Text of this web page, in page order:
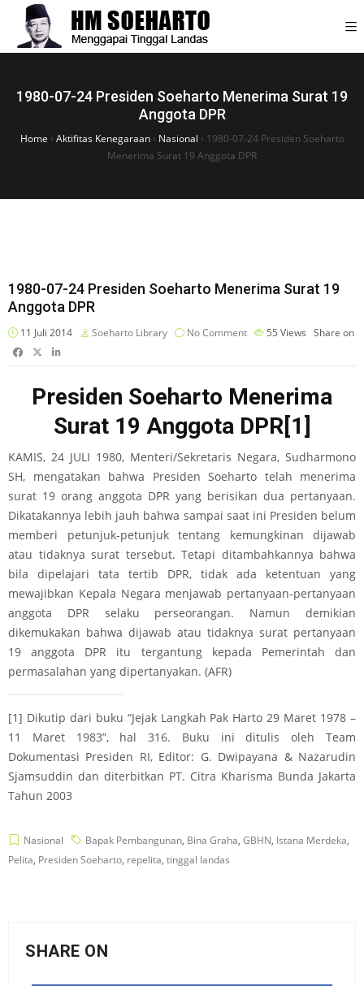
1980-07-24 Presiden Soeharto Menerima Surat 19
Anggota DPR
Home › Aktifitas Kenegaraan› Nasional › 1980-07-24 Presiden Soeharto
Menerima Surat 19 Anggota DPR
1980-07-24 Presiden Soeharto Menerima Surat 19
Anggota DPR
11 Juli 2014 Soeharto Library No Comment 55 Views Share on
Presiden Soeharto Menerima
Surat 19 Anggota DPR[1]
KAMIS, 24 JULI 1980, Menteri/Sekretaris Negara, Sudharmono
SH, mengatakan bahwa Presiden Soeharto telah menerima
surat 19 orang anggota DPR yang berisikan dua pertanyaan.
Dikatakannya lebih jauh bahwa sampai saat ini Presiden belum
memberi petunjuk-petunjuk tentang kemungkinan dijawab
atau tidaknya surat tersebut. Tetapi ditambahkannya bahwa
bila dipelajari tata tertib DPR, tidak ada ketentuan yang
mewajibkan Kepala Negara menjawab pertanyaan-pertanyaan
anggota DPR selaku perseorangan. Namun demikian
dikemukakan bahwa dijawab atau tidaknya surat pertanyaan
19 anggota DPR itu tergantung kepada Pemerintah dan
permasalahan yang dipertanyakan. (AFR)
[1] Dikutip dari buku “Jejak Langkah Pak Harto 29 Maret 1978 –
11 Maret 1983”, hal 316. Buku ini ditulis oleh Team
Dokumentasi Presiden RI, Editor: G. Dwipayana & Nazarudin
Sjamsuddin dan diterbitkan PT. Citra Kharisma Bunda Jakarta
Tahun 2003
Nasional Bapak Pembangunan, Bina Graha, GBHN, Istana Merdeka,
Pelita, Presiden Soeharto, repelita, tinggal landas
SHARE ON